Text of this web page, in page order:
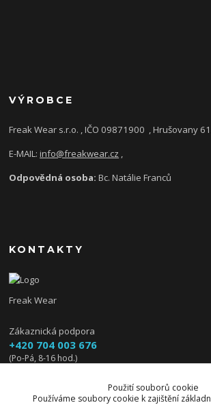
VÝROBCE
Freak Wear s.r.o. , IČO 09871900 , Hrušovany
E-MAIL:info@freakwear.cz ,
Odpovědná osoba:Bc. Natálie Franců
KONTAKTY
Freak Wear
Zákaznická podpora
+420 704 003 676
(Po-Pá, 8-16 hod.)
info@freakwear.czPoužití souborů cookie
Používáme soubory cookie k zajištění